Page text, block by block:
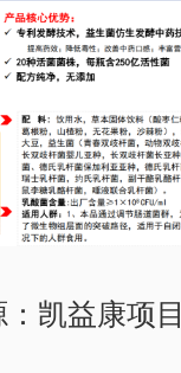
：凯益康项